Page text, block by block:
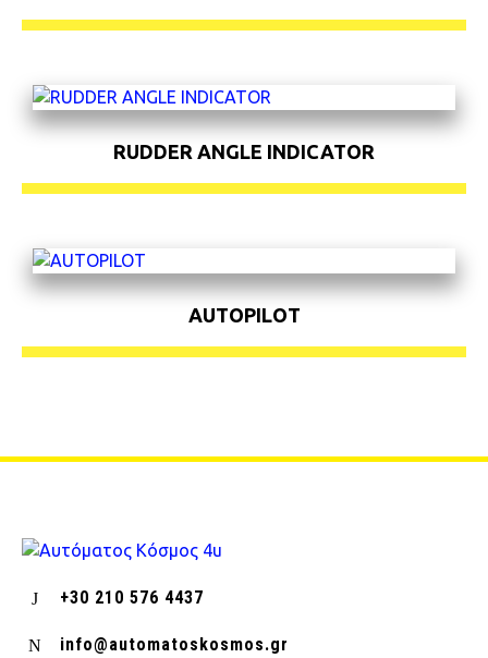
RUDDER ANGLE INDICATOR
AUTOPILOT
+30 210 576 4437
info@automatoskosmos.gr